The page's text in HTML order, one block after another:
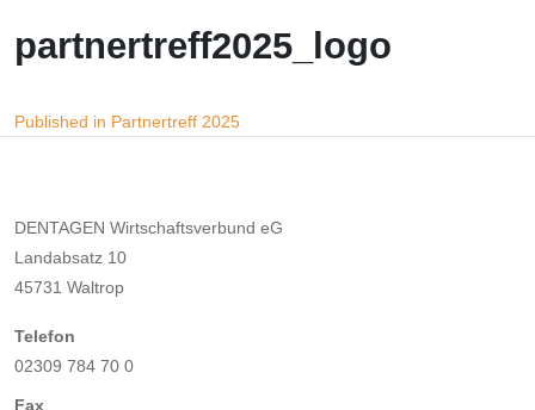
partnertreff2025_logo
Beitragsnavigation
Published in Partnertreff 2025
DENTAGEN Wirtschaftsverbund eG
Landabsatz 10
45731 Waltrop
Telefon
02309 784 70 0
Fax